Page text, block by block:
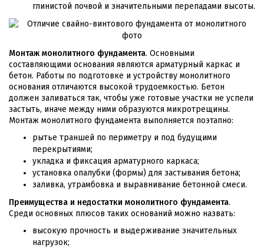
глинистой почвой и значительными перепадами высоты.
Монтаж монолитного фундамента. Основными
составляющими основания являются арматурный каркас и
бетон. Работы по подготовке и устройству монолитного
основания отличаются высокой трудоемкостью. Бетон
должен заливаться так, чтобы уже готовые участки не успели
застыть, иначе между ними образуются микротрещины.
Монтаж монолитного фундамента выполняется поэтапно:
рытье траншей по периметру и под будущими
перекрытиями;
укладка и фиксация арматурного каркаса;
установка опалубки (формы) для застывания бетона;
заливка, утрамбовка и выравнивание бетонной смеси.
Преимущества и недостатки монолитного фундамента.
Среди основных плюсов таких оснований можно назвать:
высокую прочность и выдерживание значительных
нагрузок;